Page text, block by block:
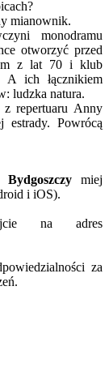
mianownik.
monodramu
otworzyć przed
z lat 70 i klub
A ich łącznikiem
ludzka natura.
repertuaru Anny
estrady. Powrócą
Bydgoszczymiej
i iOS).
na adres
za